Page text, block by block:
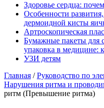
Здоровье сердца:
Особенности
дермоидной кисты
Артроскопическая
Бумажные пакеты для
упаковка в медицине:
УЗИ детям
Главная /Руководство по
Нарушения ритма и
ритм (Превышение ритма)